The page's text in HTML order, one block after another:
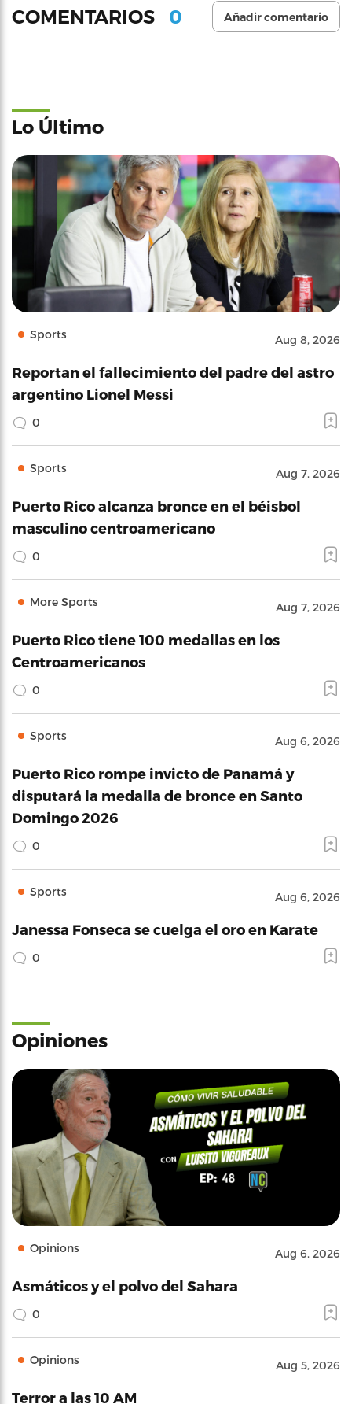
COMENTARIOS 0 Añadir comentario
Lo Último
Sports Aug 8, 2026
Reportan el fallecimiento del padre del astro
argentino Lionel Messi
0
Sports Aug 7, 2026
Puerto Rico alcanza bronce en el béisbol
masculino centroamericano
0
More Sports Aug 7, 2026
Puerto Rico tiene 100 medallas en los
Centroamericanos
0
Sports Aug 6, 2026
Puerto Rico rompe invicto de Panamá y
disputará la medalla de bronce en Santo
Domingo 2026
0
Sports Aug 6, 2026
Janessa Fonseca se cuelga el oro en Karate
0
Opiniones
Opinions Aug 6, 2026
Asmáticos y el polvo del Sahara
0
Opinions Aug 5, 2026
Terror a las 10 AM